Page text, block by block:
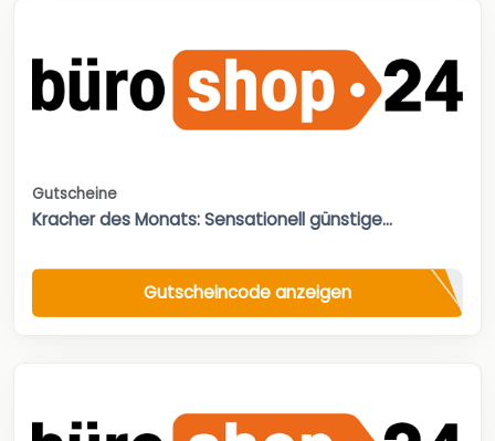
Gutscheine
Kracher des Monats: Sensationell günstige...
Gutscheincode anzeigen